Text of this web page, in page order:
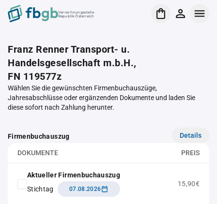
Verrechnungsstelle
Republik Österreich
Franz Renner Transport- u.
Handelsgesellschaft m.b.H.,
FN 119577z
Wählen Sie die gewünschten Firmenbuchauszüge,
Jahresabschlüsse oder ergänzenden Dokumente und laden Sie
diese sofort nach Zahlung herunter.
Firmenbuchauszug Details
DOKUMENTE PREIS
Aktueller Firmenbuchauszug
Stichtag
07.08.2026
15,90€